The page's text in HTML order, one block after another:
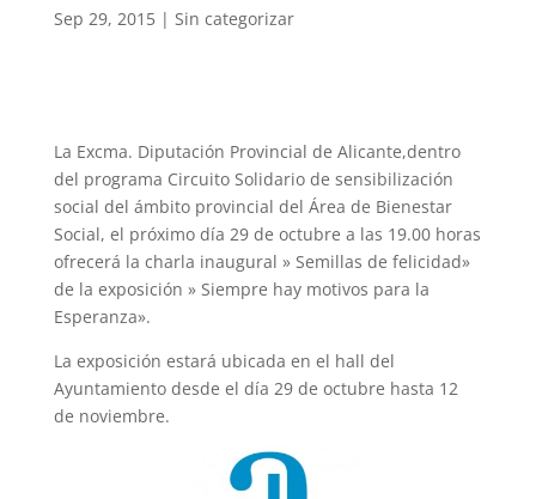
Sep 29, 2015| Sin categorizar
La Excma. Diputación Provincial de Alicante,dentro
del programa Circuito Solidario de sensibilización
social del ámbito provincial del Área de Bienestar
Social, el próximo día 29 de octubre a las 19.00 horas
ofrecerá la charla inaugural » Semillas de felicidad»
de la exposición » Siempre hay motivos para la
Esperanza».
La exposición estará ubicada en el hall del
Ayuntamiento desde el día 29 de octubre hasta 12
de noviembre.